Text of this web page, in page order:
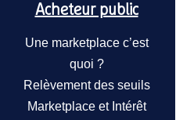
Acheteur public
Une marketplace c’est
quoi ?
Relèvement des seuils
Marketplace et Intérêt